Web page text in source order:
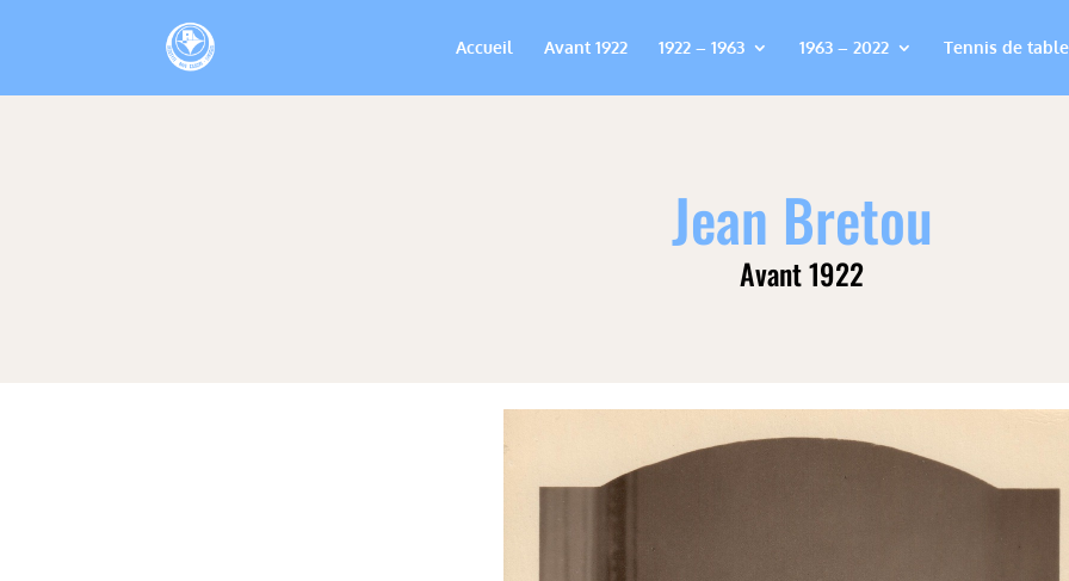
Accueil Avant 1922 1922 – 1963 1963 – 2022 Tennis de table
Jean Bretou
Avant 1922